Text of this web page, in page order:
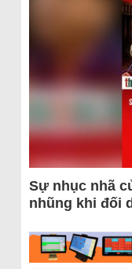
Sự nhục nhã
nhũng khi đối